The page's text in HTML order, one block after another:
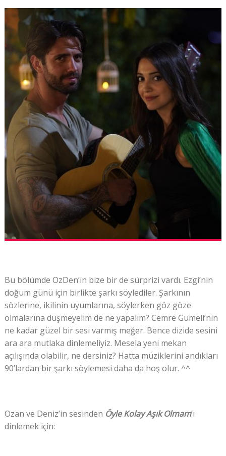
Bu bölümde OzDen’in bize bir de sürprizi vardı. Ezgi’nin
doğum günü için birlikte şarkı söylediler. Şarkının
sözlerine, ikilinin uyumlarına, söylerken göz göze
olmalarına düşmeyelim de ne yapalım? Cemre Gümeli’nin
ne kadar güzel bir sesi varmış meğer. Bence dizide sesini
ara ara mutlaka dinlemeliyiz. Mesela yeni mekan
açılışında olabilir, ne dersiniz? Hatta müziklerini andıkları
90’lardan bir şarkı söylemesi daha da hoş olur. ^^
Ozan ve Deniz’in sesinden Öyle Kolay Aşık Olmam’ı
dinlemek için: